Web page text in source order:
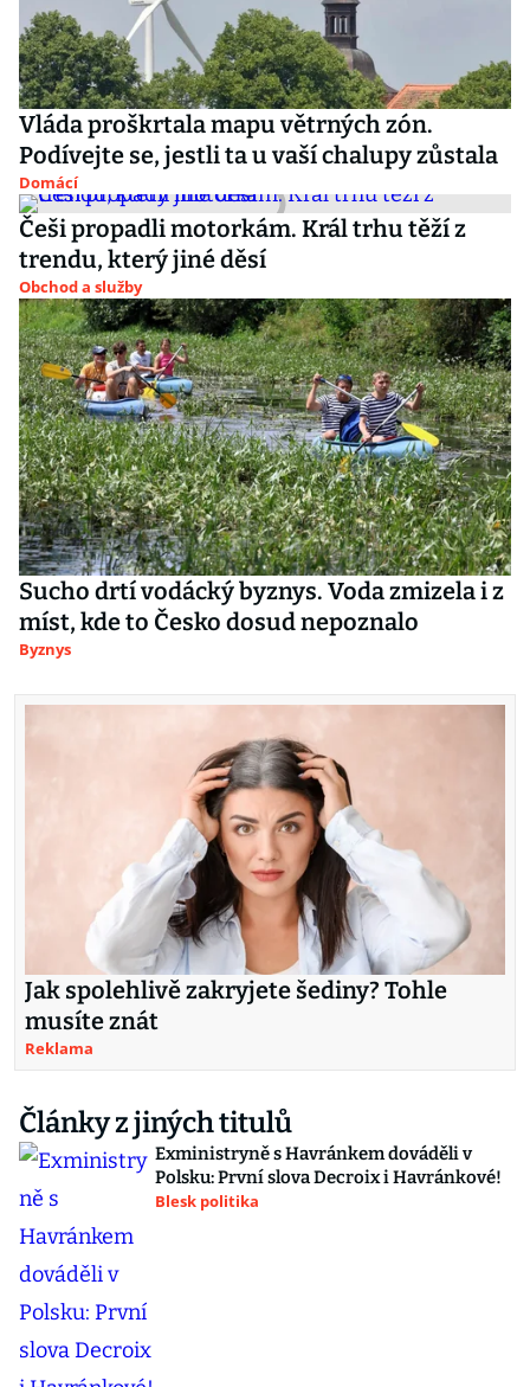
Vláda proškrtala mapu větrných zón.
Podívejte se, jestli ta u vaší chalupy zůstala
Domácí
Češi propadli motorkám. Král trhu těží z
trendu, který jiné děsí
Obchod a služby
Sucho drtí vodácký byznys. Voda zmizela i z
míst, kde to Česko dosud nepoznalo
Byznys
Jak spolehlivě zakryjete šediny? Tohle
musíte znát
Reklama
Články z jiných titulů
Exministryně s Havránkem dováděli v
Polsku: První slova Decroix i Havránkové!
Blesk politika